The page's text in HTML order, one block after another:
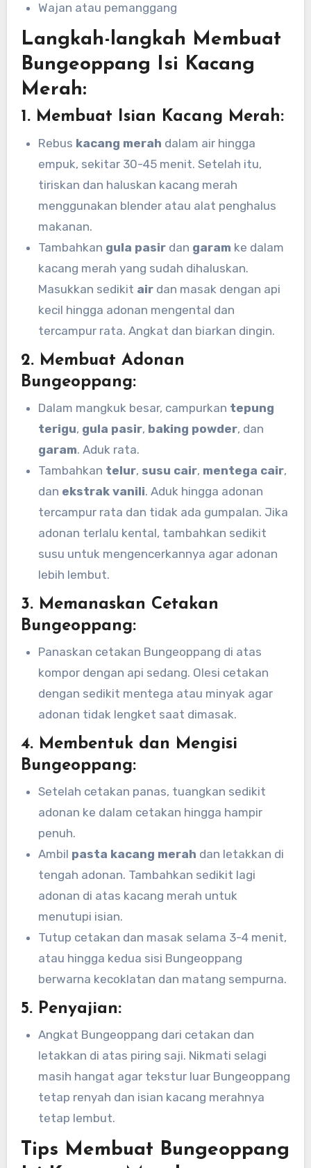
Wajan atau pemanggang
Langkah-langkah Membuat
Bungeoppang Isi Kacang
Merah:
1. Membuat Isian Kacang Merah:
Rebus kacang merah dalam air hingga
empuk, sekitar 30-45 menit. Setelah itu,
tiriskan dan haluskan kacang merah
menggunakan blender atau alat penghalus
makanan.
Tambahkan gula pasir dan garam ke dalam
kacang merah yang sudah dihaluskan.
Masukkan sedikit air dan masak dengan api
kecil hingga adonan mengental dan
tercampur rata. Angkat dan biarkan dingin.
2. Membuat Adonan
Bungeoppang:
Dalam mangkuk besar, campurkan tepung
terigu, gula pasir, baking powder, dan
garam. Aduk rata.
Tambahkan telur, susu cair, mentega cair,
dan ekstrak vanili. Aduk hingga adonan
tercampur rata dan tidak ada gumpalan. Jika
adonan terlalu kental, tambahkan sedikit
susu untuk mengencerkannya agar adonan
lebih lembut.
3. Memanaskan Cetakan
Bungeoppang:
Panaskan cetakan Bungeoppang di atas
kompor dengan api sedang. Olesi cetakan
dengan sedikit mentega atau minyak agar
adonan tidak lengket saat dimasak.
4. Membentuk dan Mengisi
Bungeoppang:
Setelah cetakan panas, tuangkan sedikit
adonan ke dalam cetakan hingga hampir
penuh.
Ambil pasta kacang merah dan letakkan di
tengah adonan. Tambahkan sedikit lagi
adonan di atas kacang merah untuk
menutupi isian.
Tutup cetakan dan masak selama 3-4 menit,
atau hingga kedua sisi Bungeoppang
berwarna kecoklatan dan matang sempurna.
5. Penyajian:
Angkat Bungeoppang dari cetakan dan
letakkan di atas piring saji. Nikmati selagi
masih hangat agar tekstur luar Bungeoppang
tetap renyah dan isian kacang merahnya
tetap lembut.
Tips Membuat Bungeoppang